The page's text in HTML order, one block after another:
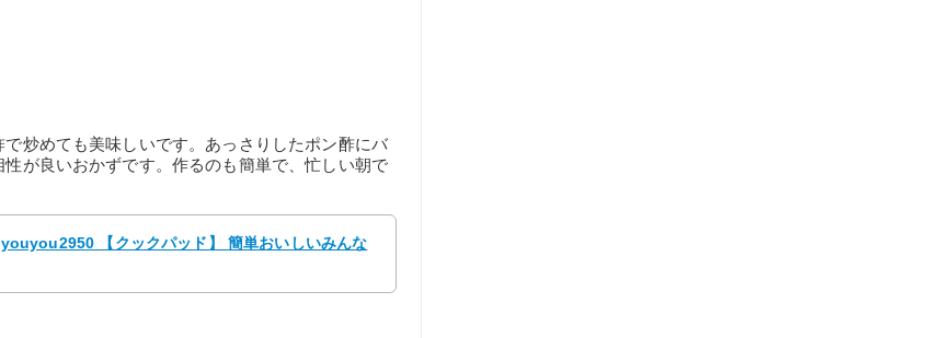
炒めても美味しいです。あっさりしたポン酢にバ
が良いおかずです。作るのも簡単で、忙しい朝で
【クックパッド】 簡単おいしいみんな